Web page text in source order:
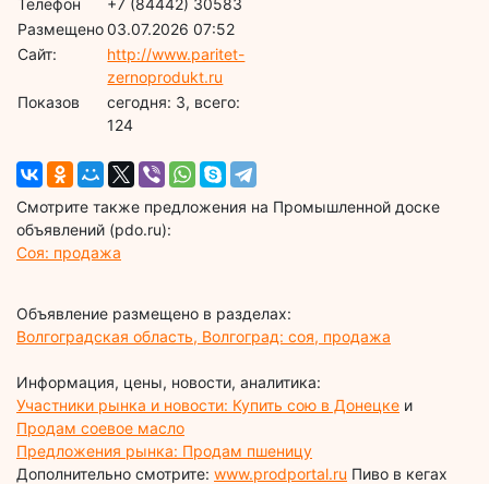
Размещено03.07.2026 07:52
Сайт:
http://www.paritet-
zernoprodukt.ru
Показов
cегодня: 3, всего:
124
Смотрите также предложения на Промышленной доске
объявлений (pdo.ru):
Соя: продажа
Объявление размещено в разделах:
Волгоградская область, Волгоград: соя, продажа
Информация, цены, новости, аналитика:
Участники рынка и новости: Купить сою в Донецке и
Продам соевое масло
Предложения рынка: Продам пшеницу
Дополнительно смотрите: www.prodportal.ru Пиво в кегах